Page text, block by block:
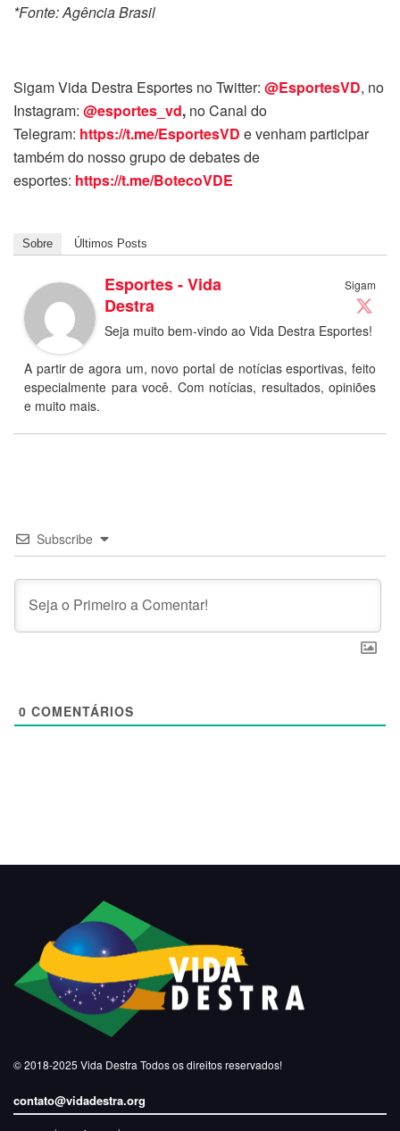
*Fonte: Agência Brasil
Sigam Vida Destra Esportes no Twitter: @EsportesVD, no
Instagram: @esportes_vd, no Canal do
Telegram: https://t.me/EsportesVD e venham participar
também do nosso grupo de debates de
esportes: https://t.me/BotecoVDE
Sobre Últimos Posts
Sigam
Esportes - Vida
Destra
Seja muito bem-vindo ao Vida Destra Esportes!
A partir de agora um, novo portal de notícias esportivas, feito
especialmente para você. Com notícias, resultados, opiniões
e muito mais.
Subscribe
0 COMENTÁRIOS
© 2018-2025 Vida Destra Todos os direitos reservados!
contato@vidadestra.org